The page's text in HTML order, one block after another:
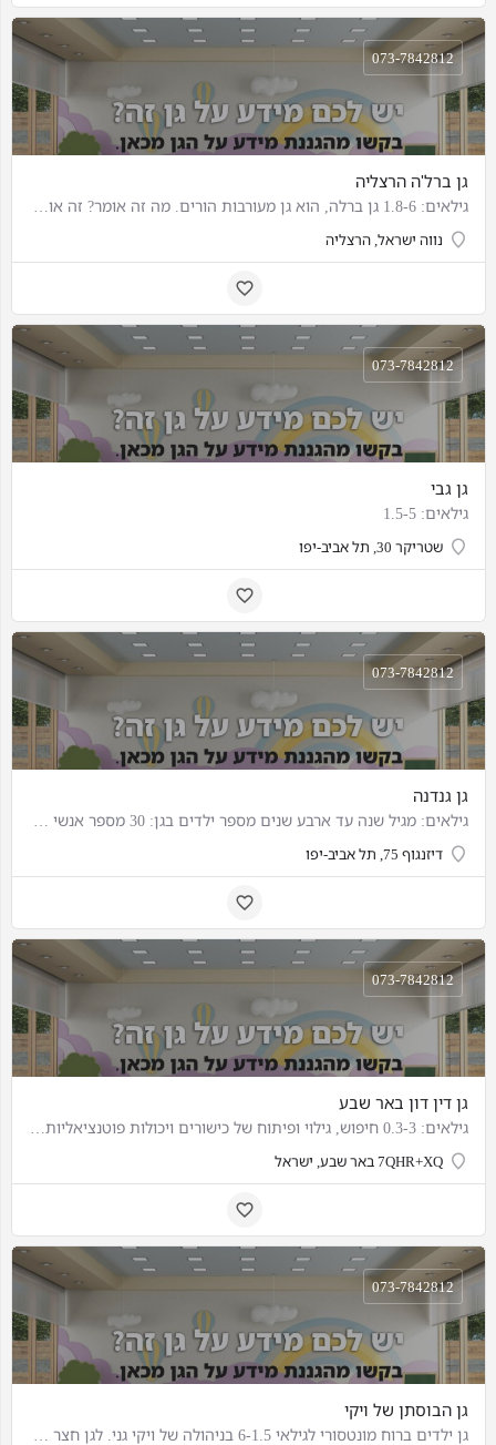
גן ברל'ה הרצליה
גילאים: 1.8-6 גן ברלה, הוא גן מעורבות הורים. מה זה אומר? זה אומר שאין לגן הזה בעלים. ההורים הם הבעלים. הגן…
נווה ישראל, הרצליה
073-7842812
גן גבי
גילאים: 1.5-5
שטריקר 30, תל אביב-יפו
073-7842812
גן גנדנה
גילאים: מגיל שנה עד ארבע שנים מספר ילדים בגן: 30 מספר אנשי צוות: 4
דיזנגוף 75, תל אביב-יפו
073-7842812
גן דין דון באר שבע
גילאים: 0.3-3 חיפוש, גילוי ופיתוח של כישורים ויכולות פוטנציאליות של חניכינו תוך פעילות אקטיבית כגון: ציור,…
7QHR+XQ באר שבע, ישראל
073-7842812
גן הבוסתן של ויקי
גן ילדים ברוח מונטסורי לגילאי 6-1.5 בניהולה של ויקי גני. לגן חצר ענקית מבורכת בעצי פרי רבים ומתקנים מעץ,…
073-7842812